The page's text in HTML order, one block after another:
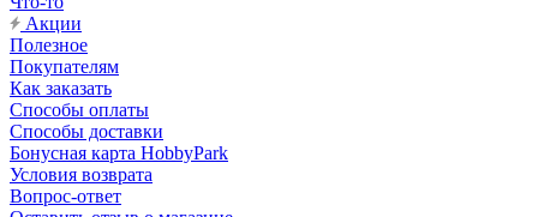
Акции
Полезное
Покупателям
Как заказать
Способы оплаты
Способы доставки
Бонусная карта HobbyPark
Условия возврата
Вопрос-ответ